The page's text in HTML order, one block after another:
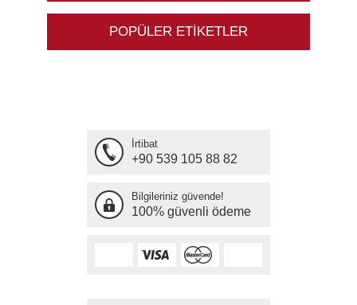
POPÜLER ETIKETLER
İrtibat
+90 539 105 88 82
Bilgileriniz güvende!
100% güvenli ödeme